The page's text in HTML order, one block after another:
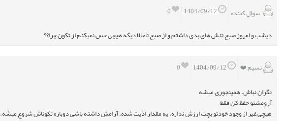
0
سوال کننده
دیشب و امروز صبح تنش های بدی داشتم و از صبح تاحالا دیگه هیچی حس نمیکنم از تکون چرا؟؟
0
نسیم ❤️
نگران نباش. همینجوری میشه
آرومشتو حفظ کن فقط
هیچی غیر از وجود خودتو بچت ارزش نداره. یه مقدار اذیت شده. آرامش داشته باشی دوباره تکوناش شروع میشه.